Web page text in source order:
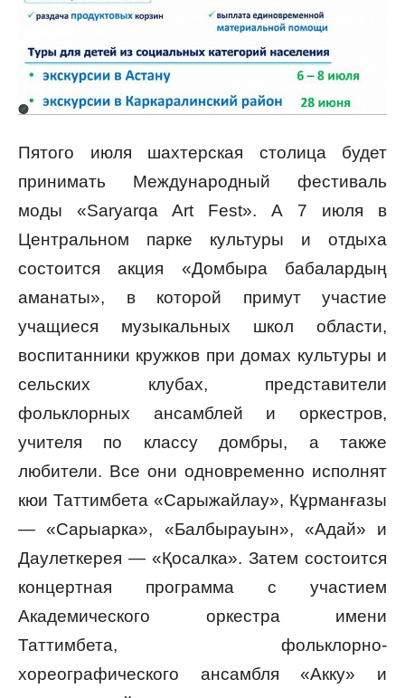
Пятого июля шахтерская столица будет
принимать Международный фестиваль
моды «Saryarqa Art Fest». А 7 июля в
Центральном парке культуры и отдыха
состоится акция «Домбыра бабалардың
аманаты», в которой примут участие
учащиеся музыкальных школ области,
воспитанники кружков при домах культуры и
сельских клубах, представители
фольклорных ансамблей и оркестров,
учителя по классу домбры, а также
любители. Все они одновременно исполнят
кюи Таттимбета «Сарыжайлау», Кұрманғазы
— «Сарыарка», «Балбырауын», «Адай» и
Даулеткерея — «Қосалка». Затем состоится
концертная программа с участием
Академического оркестра имени
Таттимбета, фольклорно-
хореографического ансамбля «Акку» и